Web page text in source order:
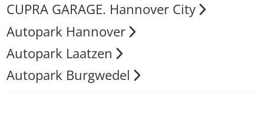
CUPRA GARAGE. Hannover City
Autopark Hannover
Autopark Laatzen
Autopark Burgwedel